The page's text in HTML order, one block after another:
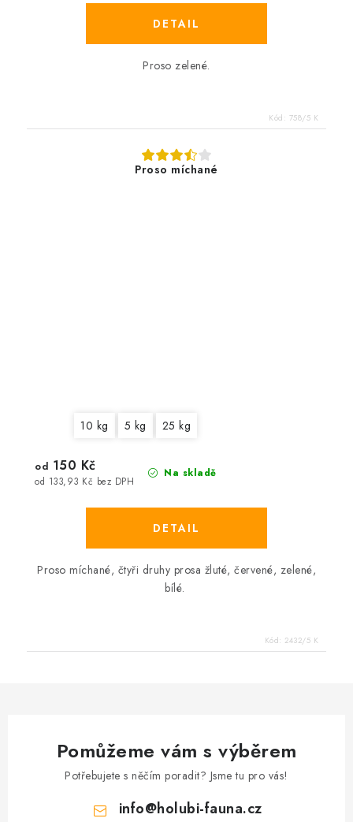
Proso zelené.
Kód: 758/5 K
Proso míchané
10 kg 5 kg 25 kg
Na skladě
od 133,93 Kč bez DPH
od 150 Kč
Proso míchané, čtyři druhy prosa žluté, červené, zelené,
bílé.
Kód: 2432/5 K
Pomůžeme vám s výběrem
Potřebujete s něčím poradit? Jsme tu pro vás!
info@holubi-fauna.cz